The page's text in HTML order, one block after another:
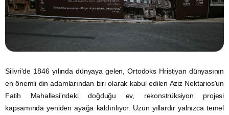
Silivri'de 1846 yılında dünyaya gelen, Ortodoks Hristiyan dünyasının
en önemli din adamlarından biri olarak kabul edilen Aziz Nektarios'un
Fatih Mahallesi'ndeki doğduğu ev, rekonstrüksiyon projesi
kapsamında yeniden ayağa kaldırılıyor. Uzun yıllardır yalnızca temel